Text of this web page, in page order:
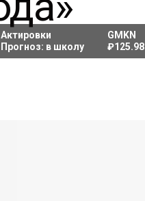
Актировки
Прогноз: в школу
GMKN
₽125.98